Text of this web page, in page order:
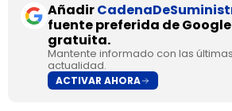
Añadir
fuente preferida de
gratuita.
Mantente informado con las
actualidad.
ACTIVAR AHORA